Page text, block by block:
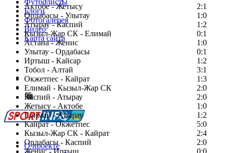
Актобе - Жетысу
2:1
Ордабасы - Улытау
1:0
Атырау - Каспий
1:2
Кызыл-Жар СК - Елимай
0:1
Астана - Женис
1:0
Улытау - Ордабасы
0:1
Иртыш - Кайсар
1:2
Тобол - Алтай
3:1
Окжетпес - Кайрат
1:3
Елимай - Кызыл-Жар СК
2:0
Каспий - Атырау
2:0
Жетысу - Актобе
1:0
Елимай - Атырау
1:2
Кайрат - Окжетпес
5:0
Кызыл-Жар СК - Кайрат
2:4
Ордабасы - Каспий
2:0
Футболисты
Блоги
Фотогалерея
Видео
Карта сайта
Есть идея?
Сообщить о мероприятии
Перейти на старый сайт
О проекте